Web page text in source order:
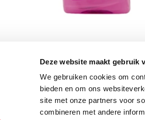
Deze website maakt gebruik
We gebruiken cookies om
bieden en om ons
site met onze partners voor
combineren met andere
Schrijf je in voor de